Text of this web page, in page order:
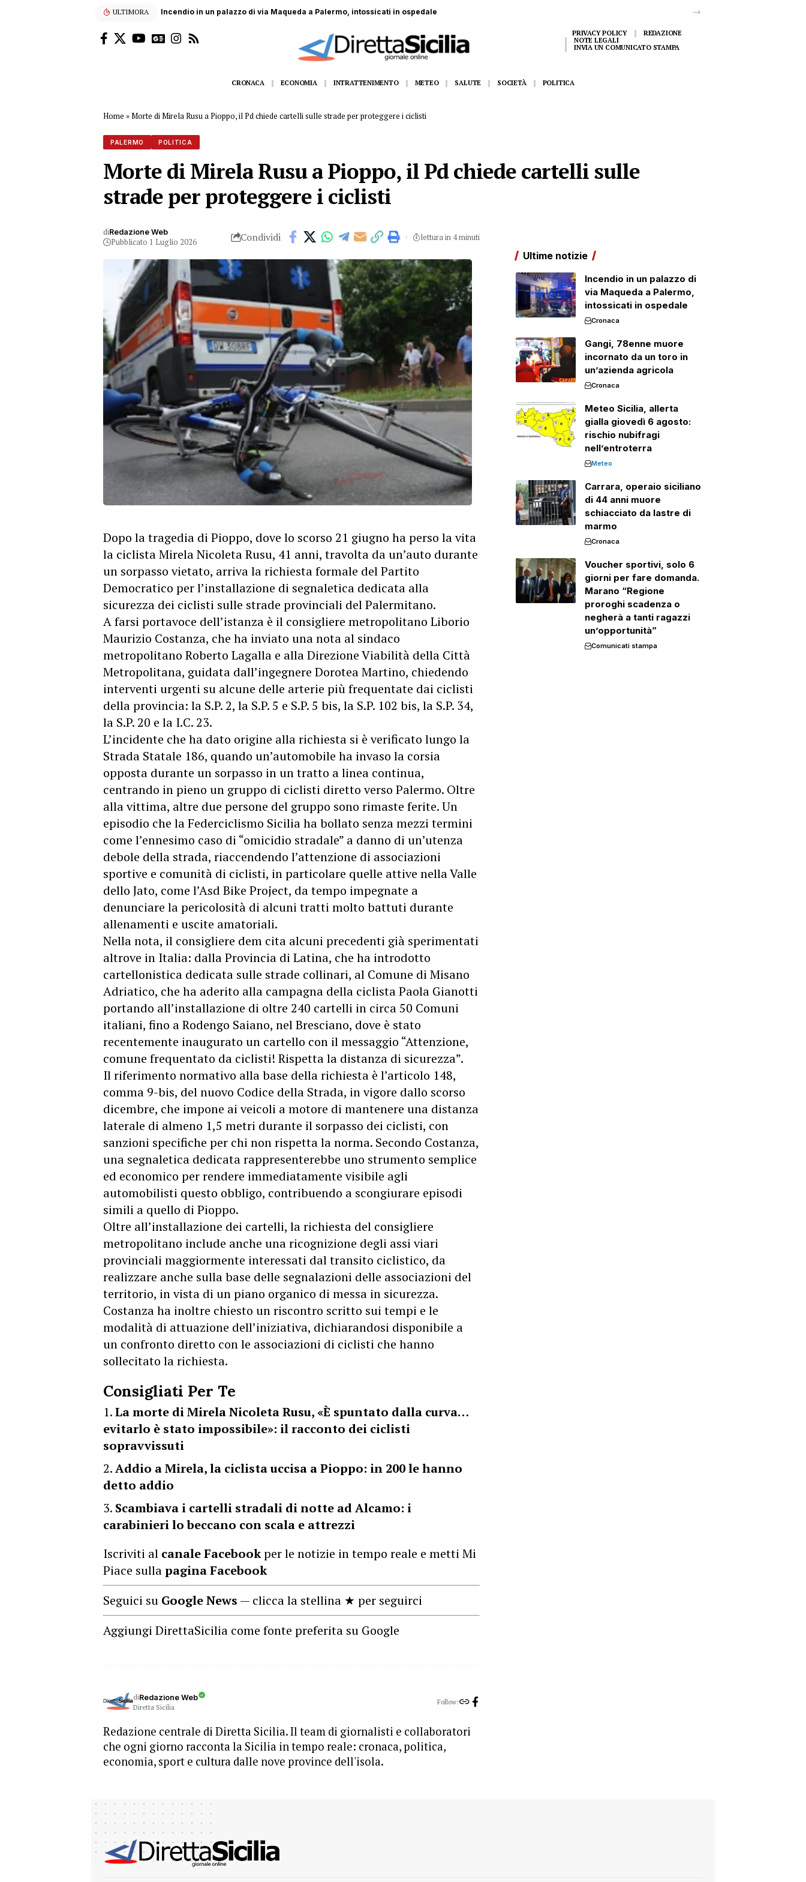
ULTIMORA Gangi, 78enne muore incornato da un toro in un’azienda agricola
PRIVACY POLICY
REDAZIONE
NOTE LEGALI
INVIA UN COMUNICATO STAMPA
CRONACA ECONOMIA INTRATTENIMENTO METEO SALUTE SOCIETÀ POLITICA
Home »Morte di Mirela Rusu a Pioppo, il Pd chiede cartelli sulle strade per proteggere i ciclisti
PALERMO POLITICA
Morte di Mirela Rusu a Pioppo, il Pd chiede cartelli sulle
strade per proteggere i ciclisti
diRedazione Web
Pubblicato 1 Luglio 2026 Condividi lettura in 4 minuti
Dopo la tragedia di Pioppo, dove lo scorso 21 giugno ha perso la vita
la ciclista Mirela Nicoleta Rusu, 41 anni, travolta da un’auto durante
un sorpasso vietato, arriva la richiesta formale del Partito
Democratico per l’installazione di segnaletica dedicata alla
sicurezza dei ciclisti sulle strade provinciali del Palermitano.
A farsi portavoce dell’istanza è il consigliere metropolitano Liborio
Maurizio Costanza, che ha inviato una nota al sindaco
metropolitano Roberto Lagalla e alla Direzione Viabilità della Città
Metropolitana, guidata dall’ingegnere Dorotea Martino, chiedendo
interventi urgenti su alcune delle arterie più frequentate dai ciclisti
della provincia: la S.P. 2, la S.P. 5 e S.P. 5 bis, la S.P. 102 bis, la S.P. 34,
la S.P. 20 e la I.C. 23.
L’incidente che ha dato origine alla richiesta si è verificato lungo la
Strada Statale 186, quando un’automobile ha invaso la corsia
opposta durante un sorpasso in un tratto a linea continua,
centrando in pieno un gruppo di ciclisti diretto verso Palermo. Oltre
alla vittima, altre due persone del gruppo sono rimaste ferite. Un
episodio che la Federciclismo Sicilia ha bollato senza mezzi termini
come l’ennesimo caso di “omicidio stradale” a danno di un’utenza
debole della strada, riaccendendo l’attenzione di associazioni
sportive e comunità di ciclisti, in particolare quelle attive nella Valle
dello Jato, come l’Asd Bike Project, da tempo impegnate a
denunciare la pericolosità di alcuni tratti molto battuti durante
allenamenti e uscite amatoriali.
Nella nota, il consigliere dem cita alcuni precedenti già sperimentati
altrove in Italia: dalla Provincia di Latina, che ha introdotto
cartellonistica dedicata sulle strade collinari, al Comune di Misano
Adriatico, che ha aderito alla campagna della ciclista Paola Gianotti
portando all’installazione di oltre 240 cartelli in circa 50 Comuni
italiani, fino a Rodengo Saiano, nel Bresciano, dove è stato
recentemente inaugurato un cartello con il messaggio “Attenzione,
comune frequentato da ciclisti! Rispetta la distanza di sicurezza”.
Il riferimento normativo alla base della richiesta è l’articolo 148,
comma 9-bis, del nuovo Codice della Strada, in vigore dallo scorso
dicembre, che impone ai veicoli a motore di mantenere una distanza
laterale di almeno 1,5 metri durante il sorpasso dei ciclisti, con
sanzioni specifiche per chi non rispetta la norma. Secondo Costanza,
una segnaletica dedicata rappresenterebbe uno strumento semplice
ed economico per rendere immediatamente visibile agli
automobilisti questo obbligo, contribuendo a scongiurare episodi
simili a quello di Pioppo.
Oltre all’installazione dei cartelli, la richiesta del consigliere
metropolitano include anche una ricognizione degli assi viari
provinciali maggiormente interessati dal transito ciclistico, da
realizzare anche sulla base delle segnalazioni delle associazioni del
territorio, in vista di un piano organico di messa in sicurezza.
Costanza ha inoltre chiesto un riscontro scritto sui tempi e le
modalità di attuazione dell’iniziativa, dichiarandosi disponibile a
un confronto diretto con le associazioni di ciclisti che hanno
sollecitato la richiesta.
Consigliati Per Te
La morte di Mirela Nicoleta Rusu, «È spuntato dalla curva…
evitarlo è stato impossibile»: il racconto dei ciclisti
sopravvissuti
Addio a Mirela, la ciclista uccisa a Pioppo: in 200 le hanno
detto addio
Scambiava i cartelli stradali di notte ad Alcamo: i
carabinieri lo beccano con scala e attrezzi
Iscriviti al canale Facebookper le notizie in tempo reale e metti Mi
Piace sullapagina Facebook
Seguici su Google News — clicca la stellina ★ per seguirci
Aggiungi DirettaSicilia come fonte preferita su Google
diRedazione Web
Diretta Sicilia
Follow:
Redazione centrale di Diretta Sicilia. Il team di giornalisti e collaboratori
che ogni giorno racconta la Sicilia in tempo reale: cronaca, politica,
economia, sport e cultura dalle nove province dell'isola.
Ultime notizie
Incendio in un palazzo di
via Maqueda a Palermo,
intossicati in ospedale
Cronaca
Gangi, 78enne muore
incornato da un toro in
un’azienda agricola
Cronaca
Meteo Sicilia, allerta
gialla giovedì 6 agosto:
rischio nubifragi
nell’entroterra
Meteo
Carrara, operaio siciliano
di 44 anni muore
schiacciato da lastre di
marmo
Cronaca
Voucher sportivi, solo 6
giorni per fare domanda.
Marano “Regione
proroghi scadenza o
negherà a tanti ragazzi
un’opportunità”
Comunicati stampa